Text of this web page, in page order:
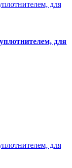
для